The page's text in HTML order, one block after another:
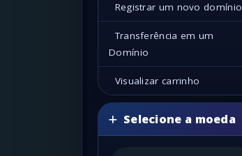
Registrar um novo domínio
Transferência em um
Domínio
Visualizar carrinho
Selecione a moeda